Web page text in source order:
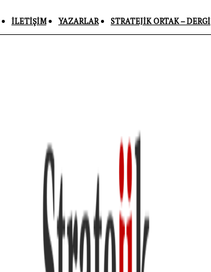
İLETIŞIM YAZARLAR STRATEJIK ORTAK – DERGI